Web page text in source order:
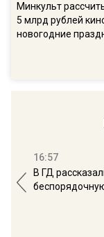
Минкульт
5 млрд рублей
новогодние
16:57
В ГД